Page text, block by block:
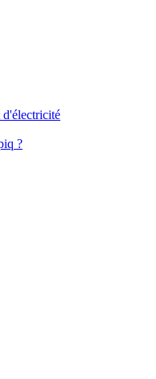
d'électricité
?